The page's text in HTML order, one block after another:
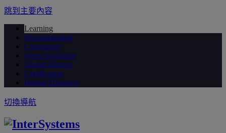
跳到主要內容
Learning
Documentation
Community
Open Exchange
Global Masters
Certification
Partner Directory
切換導航